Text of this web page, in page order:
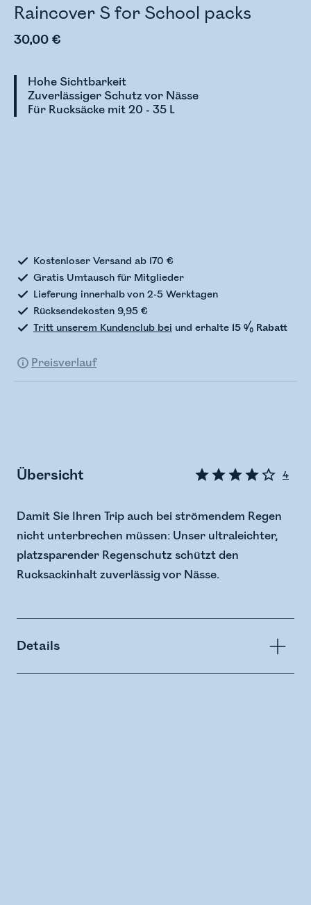
Raincover S for School packs
30,00 €
Hohe Sichtbarkeit
Zuverlässiger Schutz vor Nässe
Für Rucksäcke mit 20 - 35 L
Kostenloser Versand ab 170 €
Gratis Umtausch für Mitglieder
Lieferung innerhalb von 2-5 Werktagen
Rücksendekosten 9,95 €
Tritt unserem Kundenclub bei und erhalte 15 % Rabatt
Preisverlauf
Übersicht 4
Damit Sie Ihren Trip auch bei strömendem Regen
nicht unterbrechen müssen: Unser ultraleichter,
platzsparender Regenschutz schützt den
Rucksackinhalt zuverlässig vor Nässe.
Details